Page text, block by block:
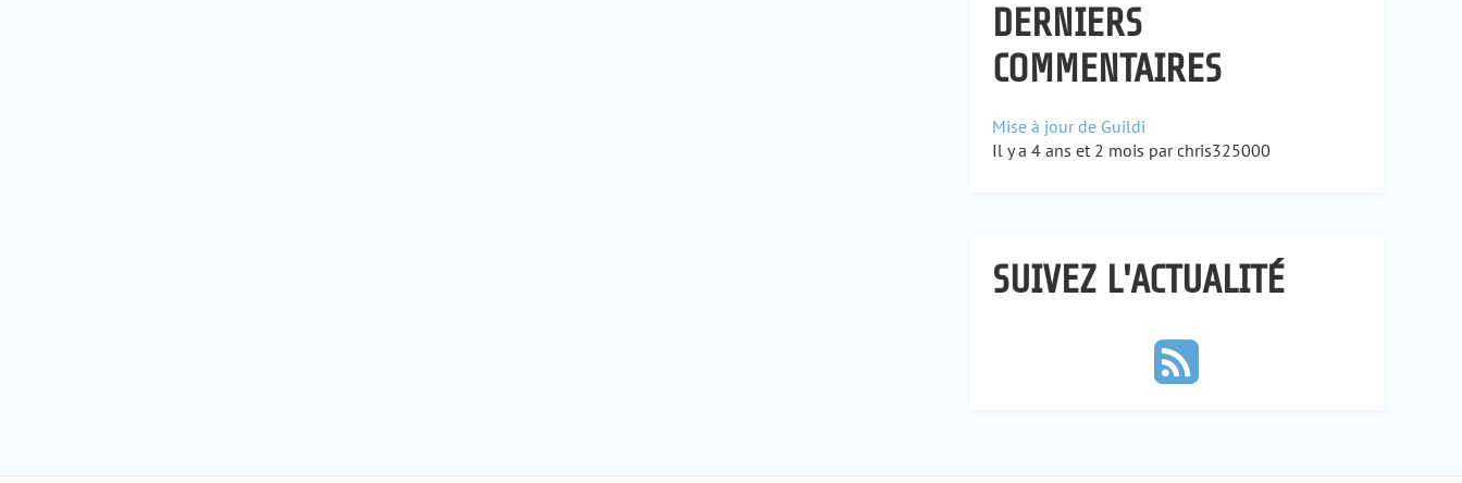
DERNIERS
COMMENTAIRES
Mise à jour de Guildi
Il y a 4 ans et 2 mois par chris325000
SUIVEZ L'ACTUALITÉ